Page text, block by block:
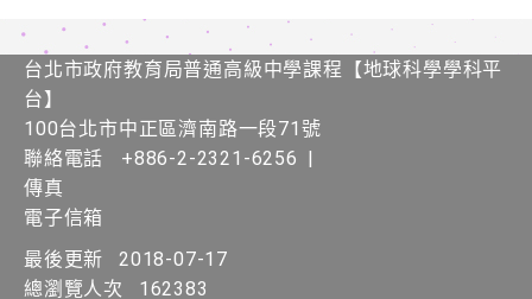
台北市政府教育局普通高級中學課程​【​地球科學學科平
台】
100台北市中正區濟南路一段71號
聯絡電話
+886-2-2321-6256 |
傳真
電子信箱
最後更新
2018-07-17
總瀏覽人次
162383